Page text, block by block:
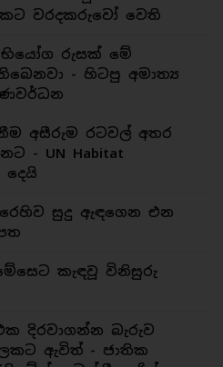
වරදකරුවෝ වෙති
රුසක් මේ
- හිටපු අමාත්‍ය
අසීරුම රටවල් අතර
- UN Habitat
දෙයි
සුදු ඇඳගෙන එන
කැඳවූ විනිසුරු
දිරවාගන්න බැරුව
ඇවිත් - ජාතික